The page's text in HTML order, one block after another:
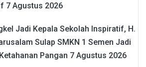
7 Agustus 2026
Jadi Kepala Sekolah Inspiratif, H.
Sulap SMKN 1 Semen Jadi
Pangan 7 Agustus 2026